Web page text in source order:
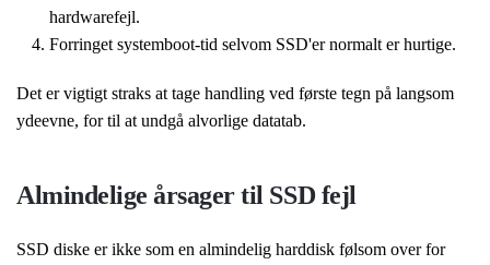
hardwarefejl.
Forringet systemboot-tid selvom SSD'er normalt er hurtige.
Det er vigtigt straks at tage handling ved første tegn på langsom
ydeevne, for til at undgå alvorlige datatab.
Almindelige årsager til SSD fejl
SSD diske er ikke som en almindelig harddisk følsom over for